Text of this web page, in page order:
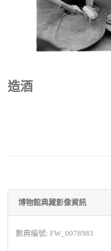
造酒
博物館典藏影像資訊
數典編號: FW_0078983